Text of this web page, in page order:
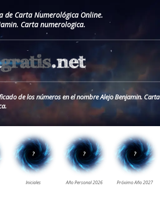
de Carta Numerológica Online.
Carta numerologica.
de los números en el nombre Alejo Benjamin. Carta